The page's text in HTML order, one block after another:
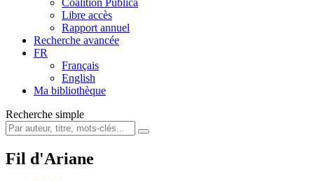
Libre accès
Rapport annuel
Recherche avancée
FR
Français
English
Ma bibliothèque
Recherche simple
Fil d'Ariane